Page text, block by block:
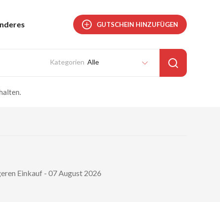
GUTSCHEIN HINZUFÜGEN
Alle
Einkauf - 07 August 2026